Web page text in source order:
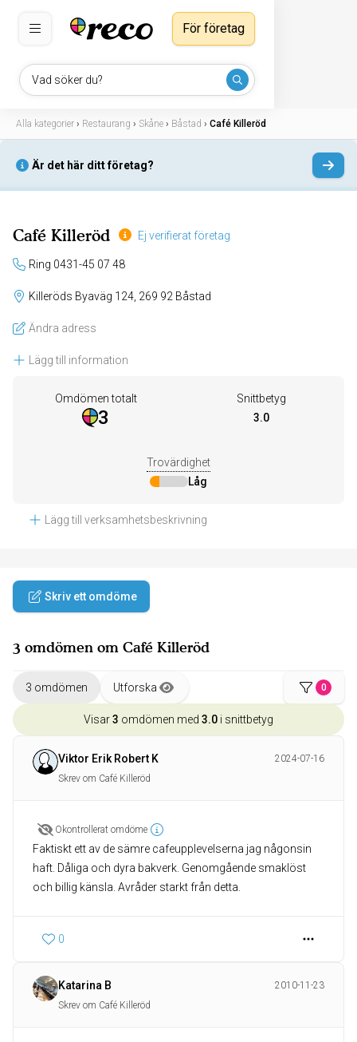
Vad söker du?
För företag
Alla kategorier › Restaurang › Skåne › Båstad › Café Killeröd
Är det här ditt företag?
Café Killeröd Ej verifierat företag
Ring 0431-45 07 48
Killeröds Byaväg 124, 269 92 Båstad
Ändra adress
Lägg till information
Omdömen totalt
3
Snittbetyg
3.0
Trovärdighet
Låg
Lägg till verksamhetsbeskrivning
Skriv ett omdöme
3 omdömen om Café Killeröd
3 omdömen Utforska 0
Visar3 omdömen med 3.0 i snittbetyg
Viktor Erik Robert K
2024-07-16
Skrev om Café Killeröd
Okontrollerat omdöme
Faktiskt ett av de sämre cafeupplevelserna jag någonsin
haft. Dåliga och dyra bakverk. Genomgående smaklöst
och billig känsla. Avråder starkt från detta.
0
Katarina B
2010-11-23
Skrev om Café Killeröd